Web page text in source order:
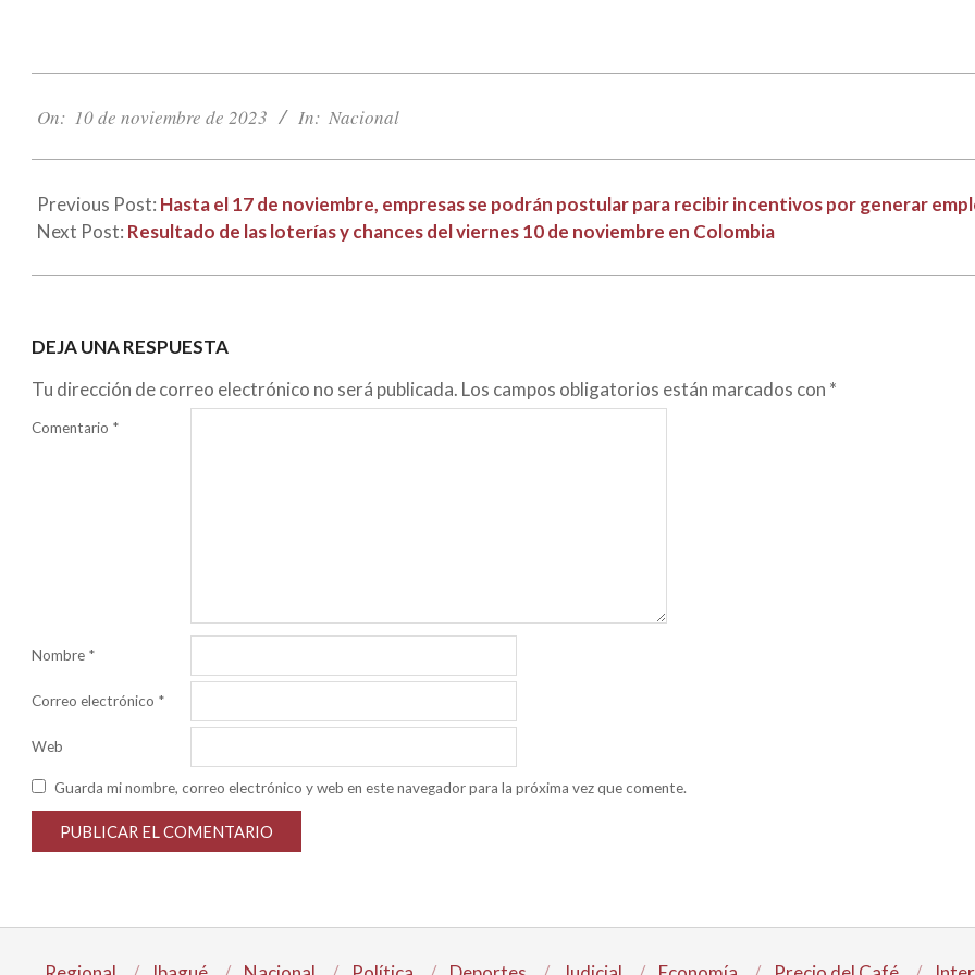
11-
On: 10 de noviembre de 2023 In: Nacional
Previous Post: Hasta el 17 de noviembre, empresas se podrán postular para recibir incentivos por generar
Next Post: Resultado de las loterías y chances del viernes 10 de noviembre en Colombia
DEJA UNA RESPUESTA
Tu dirección de correo electrónico no será publicada. Los campos obligatorios están marcados con *
Comentario *
Nombre *
Correo electrónico *
Web
Guarda mi nombre, correo electrónico y web en este navegador para la próxima vez que comente.